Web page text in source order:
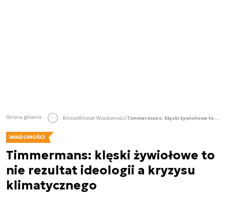
Strona główna KlimatKlimat Wiadomości Timmermans: klęski żywiołowe to nie rezultat ideologii a kryzysu klimatycznego
WIADOMOŚCI
Timmermans: klęski żywiołowe to
nie rezultat ideologii a kryzysu
klimatycznego